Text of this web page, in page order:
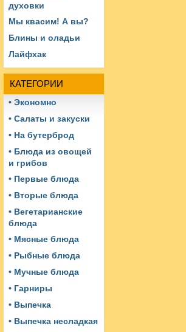
духовки
Мы квасим! А вы?
Блины и оладьи
Лайфхак
КАТЕГОРИИ
• Экономно
• Салаты и закуски
• На бутерброд
• Блюда из овощей
и грибов
• Первые блюда
• Вторые блюда
• Вегетарианские
блюда
• Мясные блюда
• Рыбные блюда
• Мучные блюда
• Гарниры
• Выпечка
• Выпечка несладкая